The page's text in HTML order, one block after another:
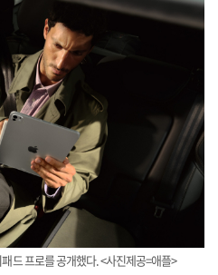
드 프로를 공개했다. <사진제공=애플>